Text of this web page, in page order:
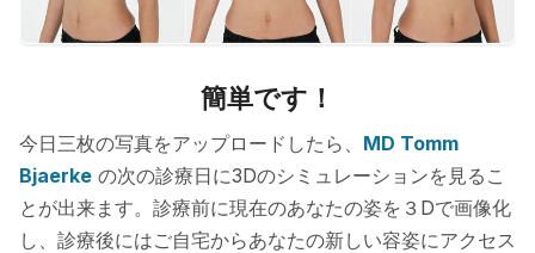
簡単です！
今日三枚の写真をアップロードしたら、 MD Tomm
Bjaerke の次の診療日に3Dのシミュレーションを見るこ
とが出来ます。診療前に現在のあなたの姿を３Dで画像化
し、診療後にはご自宅からあなたの新しい容姿にアクセス